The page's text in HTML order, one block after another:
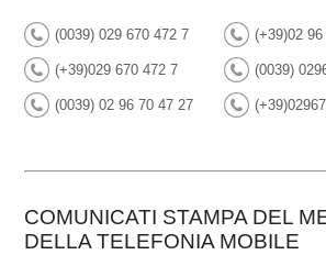
(0039) 029 670 472 7 (+39)02
(+39)029 670 472 7 (0039)
(0039) 02 96 70 47 27
COMUNICATI STAMPA DEL
DELLA TELEFONIA MOBILE